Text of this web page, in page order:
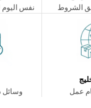
نفس اليوم للطلبات
وسائل دفع